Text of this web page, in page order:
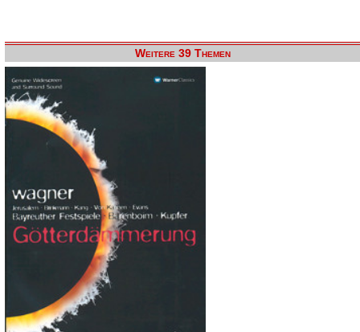
Weitere 39 Themen